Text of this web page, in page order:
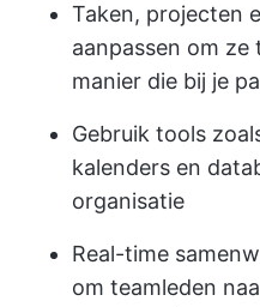
Taken, projecten
aanpassen om
manier die bij je
Gebruik tools
kalenders en
organisatie
Real-time
om teamleden